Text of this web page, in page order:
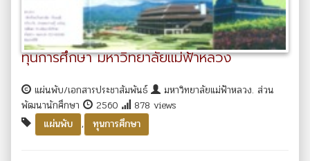
ทุนการศึกษา มหาวิทยาลัยแม่ฟ้าหลวง
แผ่นพับ/เอกสารประชาสัมพันธ์
มหาวิทยาลัยแม่ฟ้าหลวง. ส่วน
พัฒนานักศึกษา
2560
878 views
แผ่นพับ
, ทุนการศึกษา